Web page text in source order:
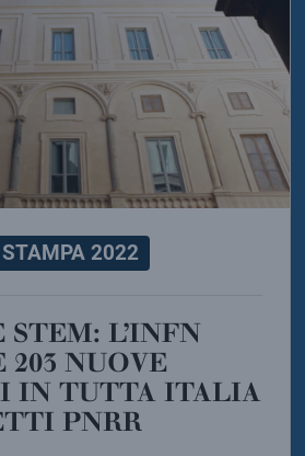
2022
203 NUOVE
IN TUTTA ITALIA
PNRR